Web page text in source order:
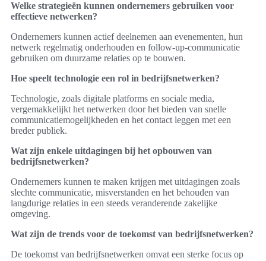
Welke strategieën kunnen ondernemers gebruiken voor
effectieve netwerken?
Ondernemers kunnen actief deelnemen aan evenementen, hun
netwerk regelmatig onderhouden en follow-up-communicatie
gebruiken om duurzame relaties op te bouwen.
Hoe speelt technologie een rol in bedrijfsnetwerken?
Technologie, zoals digitale platforms en sociale media,
vergemakkelijkt het netwerken door het bieden van snelle
communicatiemogelijkheden en het contact leggen met een
breder publiek.
Wat zijn enkele uitdagingen bij het opbouwen van
bedrijfsnetwerken?
Ondernemers kunnen te maken krijgen met uitdagingen zoals
slechte communicatie, misverstanden en het behouden van
langdurige relaties in een steeds veranderende zakelijke
omgeving.
Wat zijn de trends voor de toekomst van bedrijfsnetwerken?
De toekomst van bedrijfsnetwerken omvat een sterke focus op